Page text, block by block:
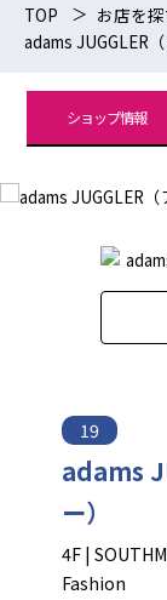
TOP
お店を
adams JUGGLER
ショップ情報
19
adams
ー）
4F |
Fashion